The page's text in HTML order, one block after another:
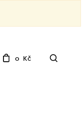
0 Kč